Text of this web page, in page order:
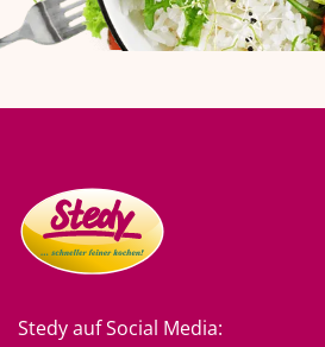
Stedy auf Social Media: